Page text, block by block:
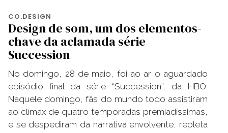
CO.DESIGN
Design de som, um dos elementos-
chave da aclamada série
Succession
No domingo, 28 de maio, foi ao ar o aguardado
episódio final da série “Succession”, da HBO.
Naquele domingo, fãs do mundo todo assistiram
ao clímax de quatro temporadas premiadíssimas,
e se despediram da narrativa envolvente, repleta